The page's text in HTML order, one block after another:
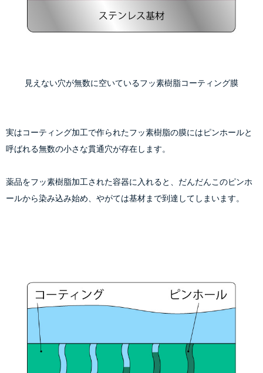
見えない穴が無数に空いているフッ素樹脂コーティング膜
実はコーティング加工で作られたフッ素樹脂の膜にはピンホールと
呼ばれる無数の小さな貫通穴が存在します。
薬品をフッ素樹脂加工された容器に入れると、だんだんこのピンホ
ールから染み込み始め、やがては基材まで到達してしまいます。